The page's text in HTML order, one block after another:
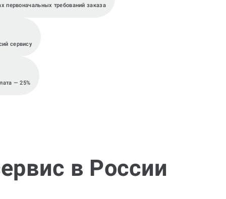
первоначальных требований заказа
сервису
— 25%
в России